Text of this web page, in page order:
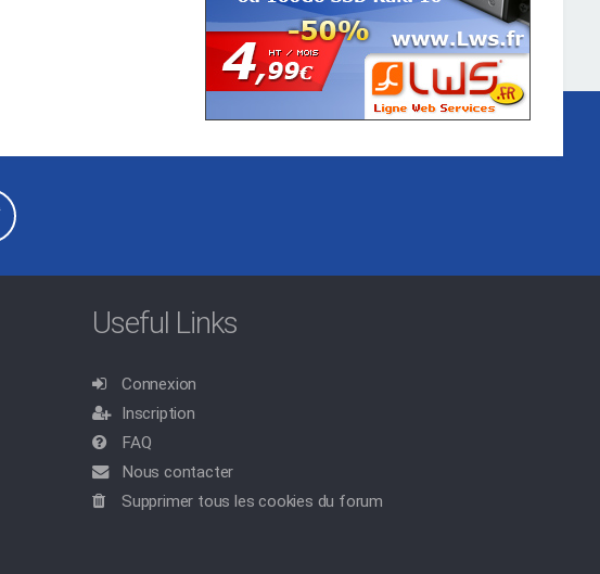
Useful Links
Connexion
Inscription
FAQ
Nous contacter
Supprimer tous les cookies du forum